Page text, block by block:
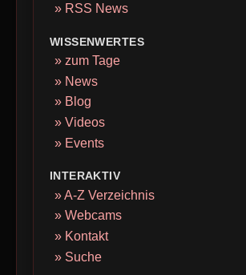
» RSS News
WISSENWERTES
» zum Tage
» News
» Blog
» Videos
» Events
INTERAKTIV
» A-Z Verzeichnis
» Webcams
» Kontakt
» Suche